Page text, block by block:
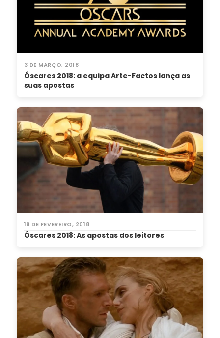
3 DE MARÇO, 2018
Óscares 2018: a equipa Arte-Factos lança as
suas apostas
18 DE FEVEREIRO, 2018
Óscares 2018: As apostas dos leitores